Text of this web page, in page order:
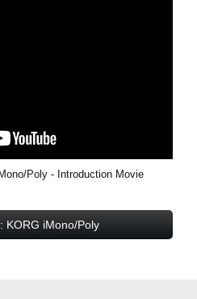
Poly - Introduction Movie
KORG iMono/Poly